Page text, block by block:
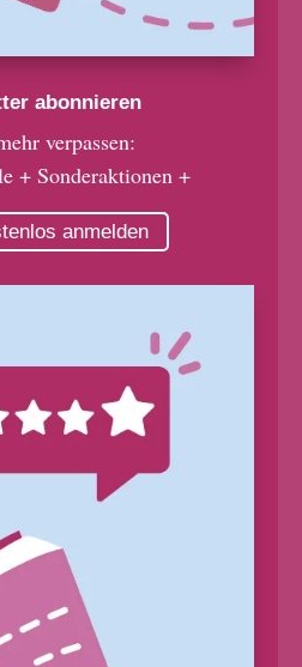
abonnieren
verpassen:
+ Sonderaktionen +
anmelden